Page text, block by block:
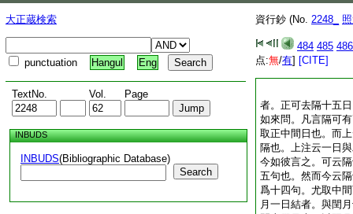
大正蔵検索
punctuation Hangul Eng
TextNo. Vol. Page
INBUDS
INBUDS(Bibliographic Database)
Search
資行鈔 (No. 2248_
484 485 486
点:無/有] [CITE]
者。正可去隔十五
如來問。凡言隔可
取正中間日也。而
隔也。上注云一日
今如彼言之。可云
五句也。然而今云
爲十四句。尤取中
月一日結者。與閏